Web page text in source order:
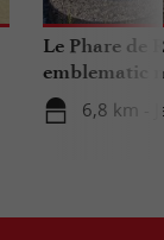
Le Phare de
emblematic
6,8 km -